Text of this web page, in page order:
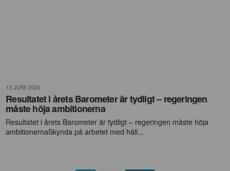
13 JUNI 2024
Resultatet i årets Barometer är tydligt – regeringen
måste höja ambitionerna
Resultatet i årets Barometer är tydligt – regeringen måste höja
ambitionernaSkynda på arbetet med håll...